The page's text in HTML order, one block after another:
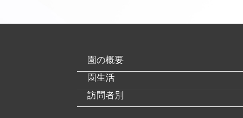
園の概要
園生活
訪問者別